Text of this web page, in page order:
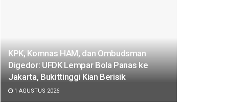
KPK, Komnas HAM, dan Ombudsman
Digedor: UFDK Lempar Bola Panas ke
Jakarta, Bukittinggi Kian Berisik
1 AGUSTUS 2026